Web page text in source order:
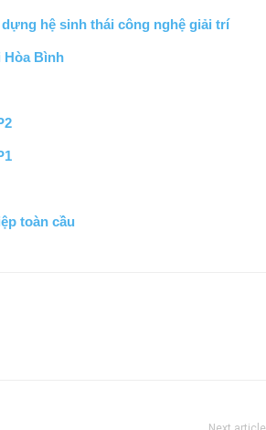
hệ sinh thái công nghệ giải trí
Hòa Bình
toàn cầu